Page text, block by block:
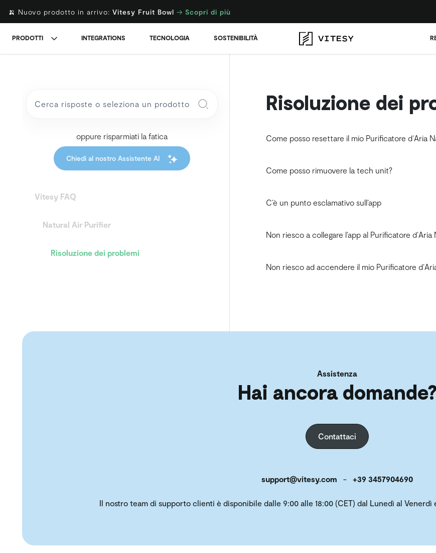
🍌 Nuovo prodotto in arrivo: Vitesy Fruit Bowl → Scopri di più
PRODOTTI INTEGRATIONS TECNOLOGIA SOSTENIBILITÀ
oppure risparmiati la fatica
Chiedi al nostro Assistente AI
Vitesy FAQ
Natural Air Purifier
Risoluzione dei problemi
Risoluzione dei
Come posso resettare il mio Purificatore d’Aria
Come posso rimuovere la tech unit?
C’è un punto esclamativo sull’app
Non riesco a collegare l’app al Purificatore d’Aria
Non riesco ad accendere il mio Purificatore
Assistenza
Hai ancora domande?
Contattaci
support@vitesy.com - +39 3457904690
Il nostro team di supporto clienti è disponibile dalle 9:00 alle 18:00 (CET) dal Lunedì al